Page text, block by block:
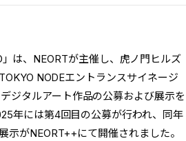
」は、NEORTが主催し、虎ノ門ヒルズ
NODEエントランスサイネージ
ジタルアート作品の公募および展示を
年には第4回目の公募が行われ、同年
示がNEORT++にて開催されました。